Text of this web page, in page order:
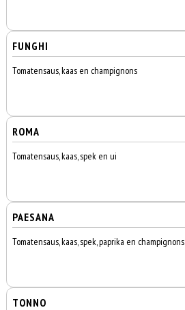
FUNGHI
Tomatensaus, kaas en champignons
ROMA
Tomatensaus, kaas, spek en ui
PAESANA
Tomatensaus, kaas, spek, paprika en champignons
TONNO